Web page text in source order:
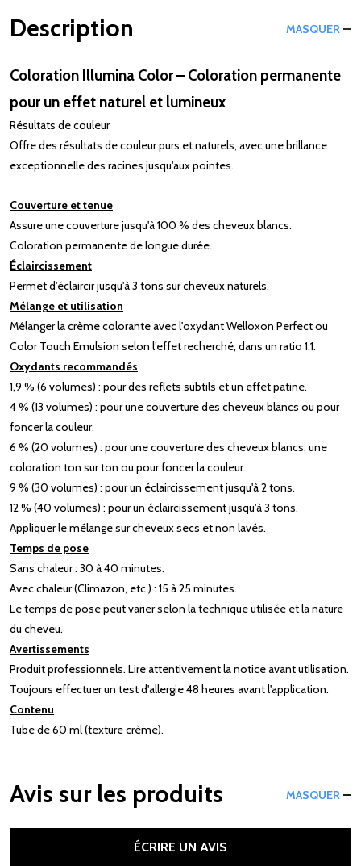
Description MASQUER
Coloration Illumina Color – Coloration permanente
pour un effet naturel et lumineux
Résultats de couleur
Offre des résultats de couleur purs et naturels, avec une brillance
exceptionnelle des racines jusqu'aux pointes.
Couverture et tenue
Assure une couverture jusqu'à 100 % des cheveux blancs.
Coloration permanente de longue durée.
Éclaircissement
Permet d'éclaircir jusqu'à 3 tons sur cheveux naturels.
Mélange et utilisation
Mélanger la crème colorante avec l'oxydant Welloxon Perfect ou
Color Touch Emulsion selon l’effet recherché, dans un ratio 1:1.
Oxydants recommandés
1,9 % (6 volumes) : pour des reflets subtils et un effet patine.
4 % (13 volumes) : pour une couverture des cheveux blancs ou pour
foncer la couleur.
6 % (20 volumes) : pour une couverture des cheveux blancs, une
coloration ton sur ton ou pour foncer la couleur.
9 % (30 volumes) : pour un éclaircissement jusqu'à 2 tons.
12 % (40 volumes) : pour un éclaircissement jusqu'à 3 tons.
Appliquer le mélange sur cheveux secs et non lavés.
Temps de pose
Sans chaleur : 30 à 40 minutes.
Avec chaleur (Climazon, etc.) : 15 à 25 minutes.
Le temps de pose peut varier selon la technique utilisée et la nature
du cheveu.
Avertissements
Produit professionnels. Lire attentivement la notice avant utilisation.
Toujours effectuer un test d'allergie 48 heures avant l'application.
Contenu
Tube de 60 ml (texture crème).
Avis sur les produits MASQUER
ÉCRIRE UN AVIS